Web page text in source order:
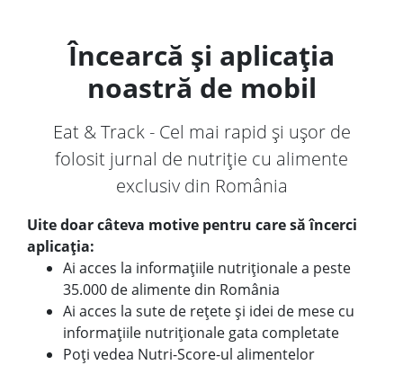
Încearcă și aplicația
noastră de mobil
Eat & Track - Cel mai rapid și ușor de
folosit jurnal de nutriție cu alimente
exclusiv din România
Uite doar câteva motive pentru care să încerci
aplicația:
Ai acces la informațiile nutriționale a peste
35.000 de alimente din România
Ai acces la sute de rețete și idei de mese cu
informațiile nutriționale gata completate
Poți vedea Nutri-Score-ul alimentelor